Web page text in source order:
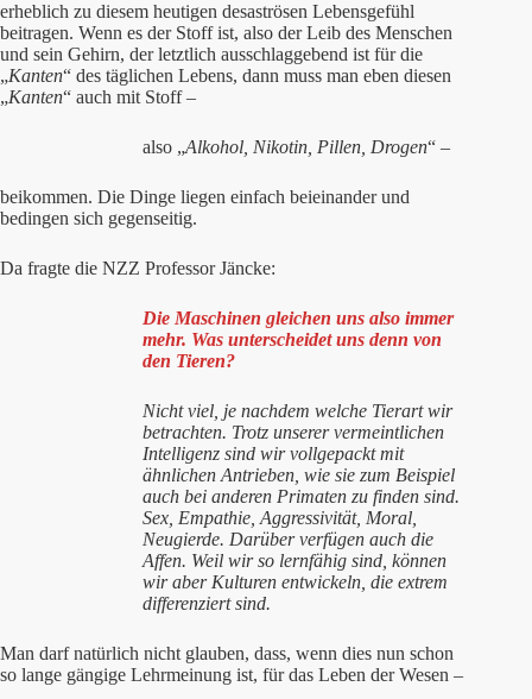
erheblich zu diesem heutigen desaströsen Lebensgefühl
beitragen. Wenn es der Stoff ist, also der Leib des Menschen
und sein Gehirn, der letztlich ausschlaggebend ist für die
„Kanten“ des täglichen Lebens, dann muss man eben diesen
„Kanten“ auch mit Stoff –
also „Alkohol, Nikotin, Pillen, Drogen“ –
beikommen. Die Dinge liegen einfach beieinander und
bedingen sich gegenseitig.
Da fragte die NZZ Professor Jäncke:
Die Maschinen gleichen uns also immer
mehr. Was unterscheidet uns denn von
den Tieren?
Nicht viel, je nachdem welche Tierart wir
betrachten. Trotz unserer vermeintlichen
Intelligenz sind wir vollgepackt mit
ähnlichen Antrieben, wie sie zum Beispiel
auch bei anderen Primaten zu finden sind.
Sex, Empathie, Aggressivität, Moral,
Neugierde. Darüber verfügen auch die
Affen. Weil wir so lernfähig sind, können
wir aber Kulturen entwickeln, die extrem
differenziert sind.
Man darf natürlich nicht glauben, dass, wenn dies nun schon
so lange gängige Lehrmeinung ist, für das Leben der Wesen –